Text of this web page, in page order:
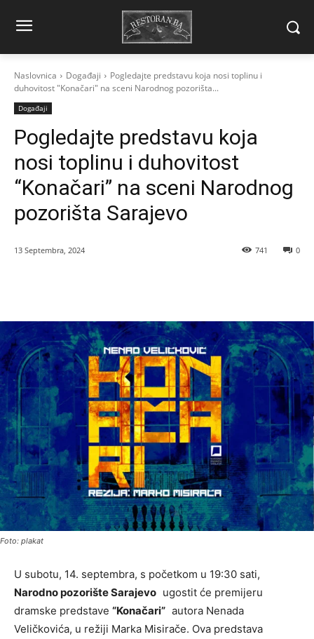
Naslovnica Događaji
Pogledajte predstavu koja nosi toplinu i
duhovitost "Konačari" na sceni Narodnog pozorišta...
Događaji
Pogledajte predstavu koja
nosi toplinu i duhovitost
“Konačari” na sceni Narodnog
pozorišta Sarajevo
13 Septembra, 2024 0
741
Foto: plakat
U subotu, 14. septembra, s početkom u 19:30 sati,
Narodno pozorište Sarajevo ugostit će premijeru
dramske predstave “Konačari” autora Nenada
Veličkovića, u režiji Marka Misirače. Ova predstava